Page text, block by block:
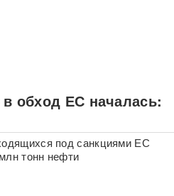
обход ЕС началась:
под санкциями ЕС
тонн нефти